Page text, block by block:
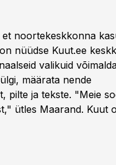
noortekeskkonna
nüüdse Kuut.ee
valikuid
määrata nende
pilte ja tekste. "Meie
ütles Maarand. Kuut